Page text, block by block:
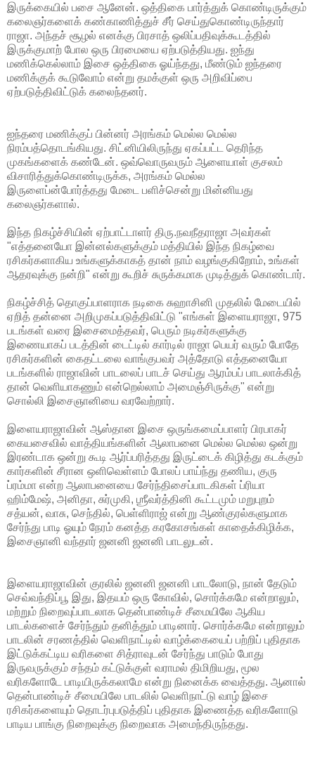
இருக்கையில் பசை ஆனேன். ஒத்திகை பார்த்துக் கொண்டிருக்கும்
கலைஞர்களைக் கண்காணித்துச் சீர் செய்துகொண்டிருந்தார்
ராஜா. அந்தச் சூழல் எனக்கு பிரசாத் ஒலிப்பதிவுக்கூடத்தில்
இருக்குமாற் போல ஒரு பிரமையை ஏற்படுத்தியது. ஐந்து
மணிக்கெல்லாம் இசை ஒத்திகை ஓய்ந்தது, மீண்டும் ஐந்தரை
மணிக்குக் கூடுவோம் என்று தமக்குள் ஒரு அறிவிப்பை
ஏற்படுத்திவிட்டுக் கலைந்தனர்.
ஐந்தரை மணிக்குப் பின்னர் அரங்கம் மெல்ல மெல்ல
நிரம்பத்தொடங்கியது. சிட்னியிலிருந்து ஏகப்பட்ட தெரிந்த
முகங்களைக் கண்டேன். ஒவ்வொருவரும் ஆளையாள் குசலம்
விசாரித்துக்கொண்டிருக்க, அரங்கம் மெல்ல
இருளைப்ன்போர்த்தது மேடை பளிச்சென்று மின்னியது
கலைஞர்களால்.
இந்த நிகழ்ச்சியின் ஏற்பாட்டாளர் திரு.நவநீதராஜா அவர்கள்
"எத்தனையோ இன்னல்களுக்கும் மத்தியில் இந்த நிகழ்வை
ரசிகர்களாகிய உங்களுக்காகத் தான் நாம் வழங்குகிறோம், உங்கள்
ஆதரவுக்கு நன்றி" என்று கூறிச் சுருக்கமாக முடித்துக் கொண்டார்.
நிகழ்ச்சித் தொகுப்பாளராக நடிகை சுஹாசினி முதலில் மேடையில்
ஏறித் தன்னை அறிமுகப்படுத்திவிட்டு "எங்கள் இளையராஜா, 975
படங்கள் வரை இசைமைத்தவர், பெரும் நடிகர்களுக்கு
இணையாகப் படத்தின் டைட்டில் கார்டில் ராஜா பெயர் வரும் போதே
ரசிகர்களின் கைதட்டலை வாங்குபவர் அத்தோடு எத்தனையோ
படங்களில் ராஜாவின் பாடலைப் பாடச் செய்து ஆரம்பப் பாடலாக்கித்
தான் வெளியாகணும் என்றெல்லாம் அமைஞ்சிருக்கு" என்று
சொல்லி இசைஞானியை வரவேற்றார்.
இளையராஜாவின் ஆஸ்தான இசை ஒருங்கமைப்பாளர் பிரபாகர்
கையசைவில் வாத்தியங்களின் ஆலாபனை மெல்ல மெல்ல ஒன்று
இரண்டாக ஒன்று கூடி ஆர்ப்பரித்தது இருட்டைக் கிழித்து கடக்கும்
கார்களின் சீரான ஒளிவெள்ளம் போலப் பாய்ந்து தணிய, குரு
ப்ரம்மா என்ற ஆலாபனையை சேர்ந்திசைப்பாடகிகள் ப்ரியா
ஹிம்மேஷ், அனிதா, சுர்முகி, ஶ்ரீவர்த்தினி கூட்டமும் மறுபுறம்
சத்யன், வாசு, செந்தில், பெள்ளிராஜ் என்று ஆண்குரல்களுமாக
சேர்ந்து பாடி ஓயும் நேரம் கனத்த கரகோசங்கள் காதைக்கிழிக்க,
இசைஞானி வந்தார் ஜனனி ஜனனி பாடலுடன்.
இளையராஜாவின் குரலில் ஜனனி ஜனனி பாடலோடு, நான் தேடும்
செவ்வந்திப்பூ இது, இதயம் ஒரு கோவில், சொர்க்கமே என்றாலும்,
மற்றும் நிறைவுப்பாடலாக தென்பாண்டிச் சீமையிலே ஆகிய
பாடல்களைச் சேர்ந்தும் தனித்தும் பாடினார். சொர்க்கமே என்றாலும்
பாடலின் சரணத்தில் வெளிநாட்டில் வாழ்க்கையைப் பற்றிப் புதிதாக
இட்டுக்கட்டிய வரிகளை சித்ராவுடன் சேர்ந்து பாடும் போது
இருவருக்கும் சந்தம் கட்டுக்குள் வராமல் திமிறியது, மூல
வரிகளோடே பாடியிருக்கலாமே என்று நினைக்க வைத்தது. ஆனால்
தென்பாண்டிச் சீமையிலே பாடலில் வெளிநாட்டு வாழ் இசை
ரசிகர்களையும் தொடர்புபடுத்திப் புதிதாக இணைத்த வரிகளோடு
பாடிய பாங்கு நிறைவுக்கு நிறைவாக அமைந்திருந்தது.